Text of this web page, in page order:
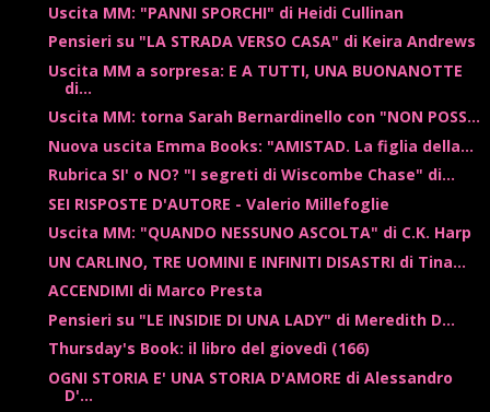
Uscita MM: "PANNI SPORCHI" di Heidi Cullinan
Pensieri su "LA STRADA VERSO CASA" di Keira Andrews
Uscita MM a sorpresa: E A TUTTI, UNA BUONANOTTE
di...
Uscita MM: torna Sarah Bernardinello con "NON POSS...
Nuova uscita Emma Books: "AMISTAD. La figlia della...
Rubrica SI' o NO? "I segreti di Wiscombe Chase" di...
SEI RISPOSTE D'AUTORE - Valerio Millefoglie
Uscita MM: "QUANDO NESSUNO ASCOLTA" di C.K. Harp
UN CARLINO, TRE UOMINI E INFINITI DISASTRI di Tina...
ACCENDIMI di Marco Presta
Pensieri su "LE INSIDIE DI UNA LADY" di Meredith D...
Thursday's Book: il libro del giovedì (166)
OGNI STORIA E' UNA STORIA D'AMORE di Alessandro
D'...